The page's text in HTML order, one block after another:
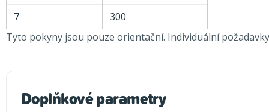
7
300
Tyto pokyny jsou pouze orientační. Individuální
Doplňkové parametry